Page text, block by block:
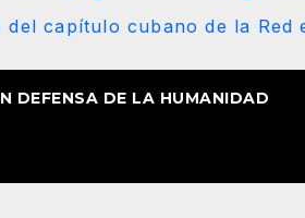
del capítulo cubano de la Red
DEFENSA DE LA HUMANIDAD